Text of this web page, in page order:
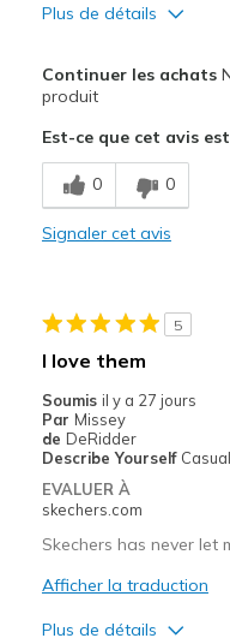
Plus de détails
Attractive Design
Durable
Stylish
Les meilleures
Width
Sizing
Continuer les achats
produit
Est-ce que cet avis
0 0
Signaler cet avis
5
I love them
Soumis il y a 27 jours
Par Missey
de DeRidder
Describe Yourself Casual
EVALUER À
skechers.com
Skechers has never let
Afficher la traduction
Plus de détails